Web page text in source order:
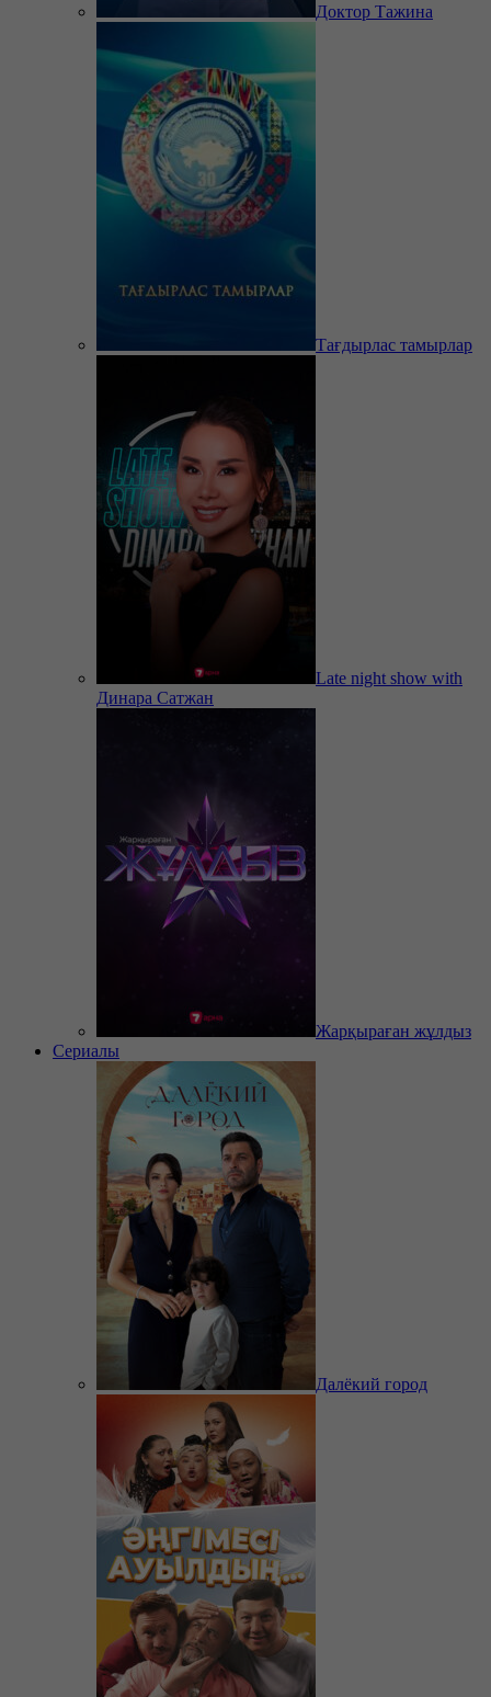
Доктор Тажина
Тағдырлас тамырлар
Late night show with
Динара Сатжан
Жарқыраған жұлдыз
Сериалы
Далёкий город